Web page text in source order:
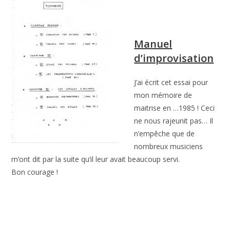
Manuel
d’improvisation
J’ai écrit cet essai pour
mon mémoire de
maitrise en …1985 ! Ceci
ne nous rajeunit pas… Il
n’empêche que de
nombreux musiciens
m’ont dit par la suite qu’il leur avait beaucoup servi.
Bon courage !